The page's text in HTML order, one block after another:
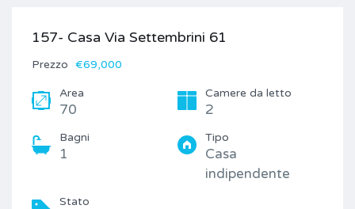
157- Casa Via Settembrini 61
Prezzo €69,000
Area
70
Camere da letto
2
Bagni
1
Tipo
Casa
indipendente
Stato